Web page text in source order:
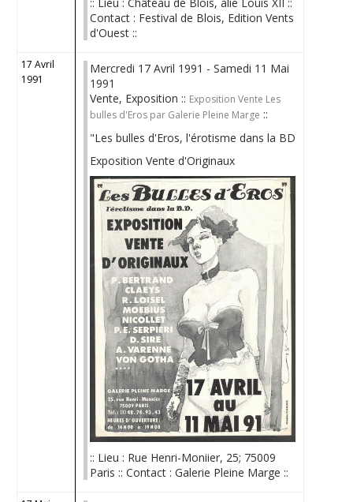
:: Lieu : Château de Blois, alie Louis XII ::
Contact : Festival de Blois, Edition Vents
d'Ouest ::
17 Avril
1991
Mercredi 17 Avril 1991 - Samedi 11 Mai
1991
Vente, Exposition :: Exposition Vente Les
bulles d'Eros par Galerie Pleine Marge ::
"Les bulles d'Eros, l'érotisme dans la BD
Exposition Vente d'Originaux
:: Lieu : Rue Henri-Moniier, 25; 75009
Paris :: Contact : Galerie Pleine Marge ::